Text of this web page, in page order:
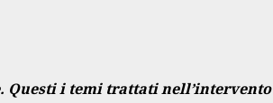
i temi trattati